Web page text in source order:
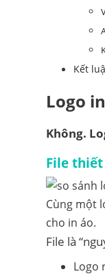
Kết
Logo
Không.
File
Cùng một
cho in áo.
File là
Logo